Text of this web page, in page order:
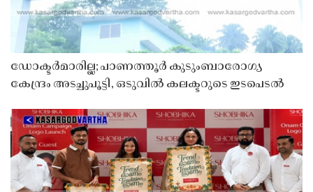
ഡോക്ടർമാരില്ല; പാണത്തൂർ കുടുംബാരോഗ്യ
കേന്ദ്രം അടച്ചുപൂട്ടി, ഒടുവിൽ കലക്ടറുടെ ഇടപെടൽ